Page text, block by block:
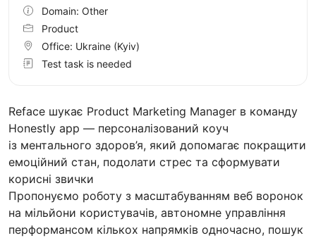
Reface шукає Product Marketing Manager в команду
Honestly app — персоналізований коуч
із ментального здоров’я, який допомагає покращити
емоційний стан, подолати стрес та сформувати
корисні звички
Пропонуємо роботу з масштабуванням веб воронок
на мільйони користувачів, автономне управління
перформансом кількох напрямків одночасно, пошук
Domain: Other
Product
Office: Ukraine (Kyiv)
Test task is needed